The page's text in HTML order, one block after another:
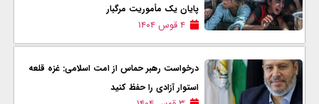
پایان یک مأموریت مرگبار
۴ قوس ۱۴۰۴
درخواست رهبر حماس از امت اسلامی: غزه قلعه
استوار آزادی را حفظ کنید